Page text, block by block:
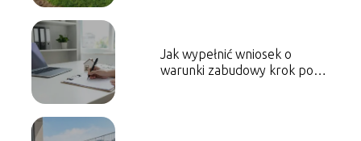
Jak wypełnić wniosek o
warunki zabudowy krok po